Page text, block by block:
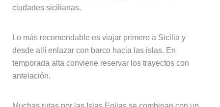
ciudades sicilianas.
Lo más recomendable es viajar primero a Sicilia y
desde allí enlazar con barco hacia las islas. En
temporada alta conviene reservar los trayectos con
antelación.